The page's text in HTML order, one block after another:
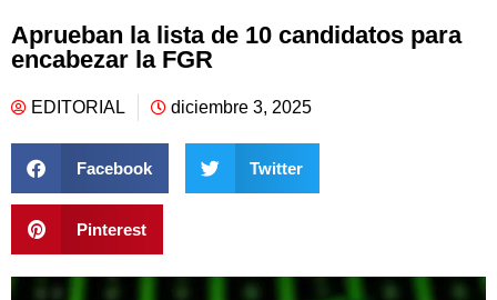
Aprueban la lista de 10 candidatos para
encabezar la FGR
EDITORIAL diciembre 3, 2025
Facebook Twitter
Pinterest